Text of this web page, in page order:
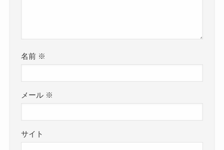
名前 ※
メール ※
サイト